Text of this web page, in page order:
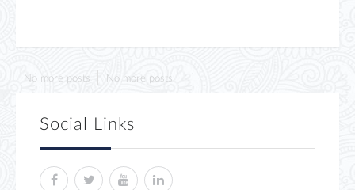
No more posts No more posts
Social Links